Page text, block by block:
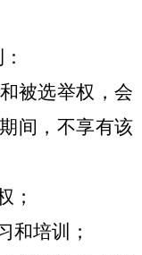
被选举权，会
间，不享有该
；
和培训；